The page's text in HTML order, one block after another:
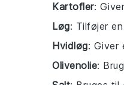
Kartofler:
Løg: Tilføjer
Hvidløg: Giver
Olivenolie: